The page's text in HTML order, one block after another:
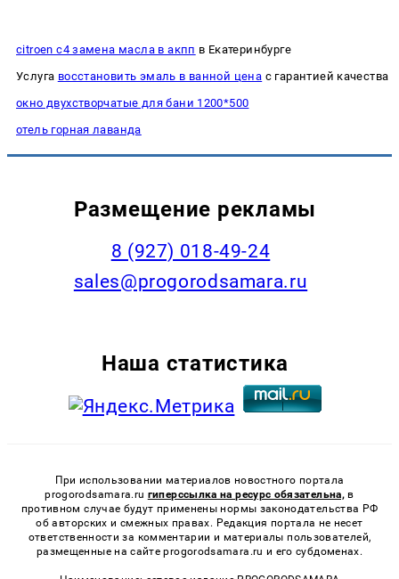
citroen c4 замена масла в акпп в Екатеринбурге
Услуга восстановить эмаль в ванной цена с гарантией качества
окно двухстворчатые для бани 1200*500
отель горная лаванда
Размещение рекламы
8 (927) 018-49-24
sales@progorodsamara.ru
Наша статистика
При использовании материалов новостного портала
progorodsamara.ru гиперссылка на ресурс обязательна, в
противном случае будут применены нормы законодательства РФ
об авторских и смежных правах. Редакция портала не несет
ответственности за комментарии и материалы пользователей,
размещенные на сайте progorodsamara.ru и его субдоменах.